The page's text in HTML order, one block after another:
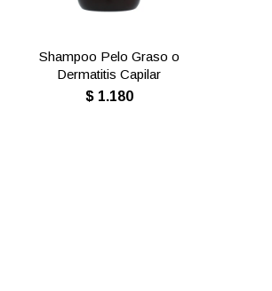
Shampoo Pelo Graso o
Dermatitis Capilar
$ 1.180